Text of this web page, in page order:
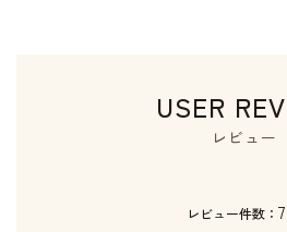
USER
レビュー
レビュー件数：7